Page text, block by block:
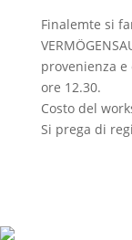
Finalemte si
provenienza e
ore 12.30.
Costo del
Si prega di